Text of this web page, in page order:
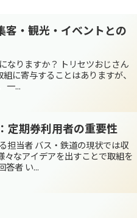
客・観光・イベントとの
なりますか？ トリセツおじさん
に寄与することはありますが、
一...
期券利用者の重要性
当者 バス・鉄道の現状では収
なアイデアを出すことで取組を
答者 い...